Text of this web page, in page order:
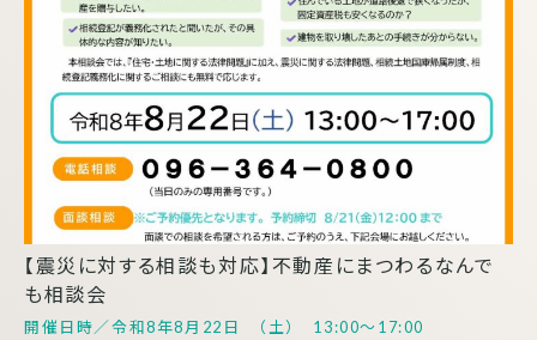
【震災に対する相談も対応】不動産にまつわるなんで
も相談会
令和8年8月22日 （土） 13:00～17:00